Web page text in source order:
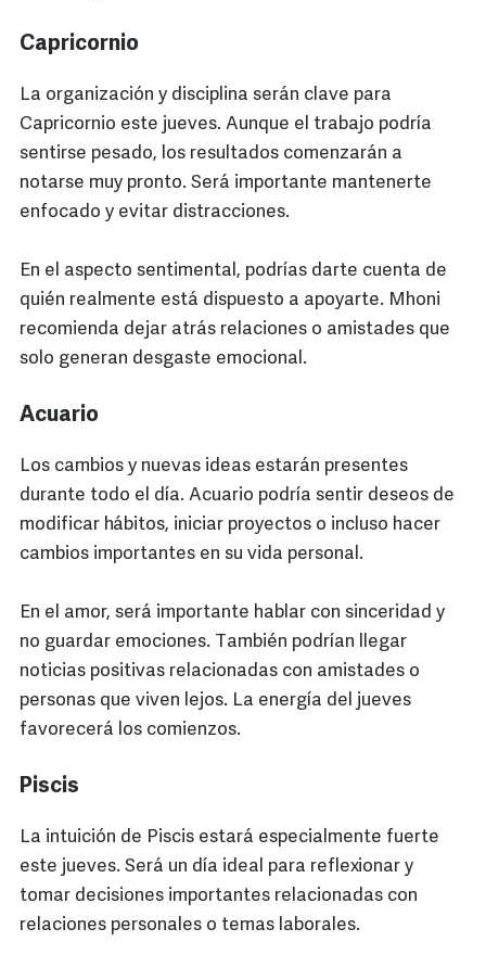
Capricornio
La organización y disciplina serán clave para
Capricornio este jueves. Aunque el trabajo podría
sentirse pesado, los resultados comenzarán a
notarse muy pronto. Será importante mantenerte
enfocado y evitar distracciones.
En el aspecto sentimental, podrías darte cuenta de
quién realmente está dispuesto a apoyarte. Mhoni
recomienda dejar atrás relaciones o amistades que
solo generan desgaste emocional.
Acuario
Los cambios y nuevas ideas estarán presentes
durante todo el día. Acuario podría sentir deseos de
modificar hábitos, iniciar proyectos o incluso hacer
cambios importantes en su vida personal.
En el amor, será importante hablar con sinceridad y
no guardar emociones. También podrían llegar
noticias positivas relacionadas con amistades o
personas que viven lejos. La energía del jueves
favorecerá los comienzos.
Piscis
La intuición de Piscis estará especialmente fuerte
este jueves. Será un día ideal para reflexionar y
tomar decisiones importantes relacionadas con
relaciones personales o temas laborales.